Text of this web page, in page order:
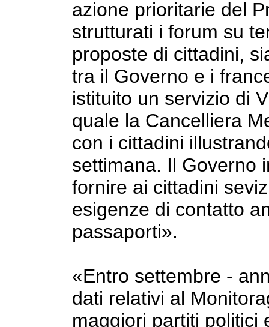
azione prioritarie del
strutturati i forum su
proposte di cittadini,
tra il Governo e i
istituito un servizio di
quale la Cancelliera
con i cittadini
settimana. Il Governo
fornire ai cittadini
esigenze di contatto
passaporti».
«Entro settembre -
dati relativi al
maggiori partiti politici